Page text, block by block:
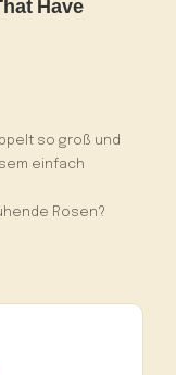
so groß und
einfach
Rosen?